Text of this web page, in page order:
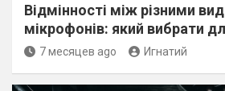
Відмінності між різними
мікрофонів: який вибрати
7 месяцев ago Игнатий